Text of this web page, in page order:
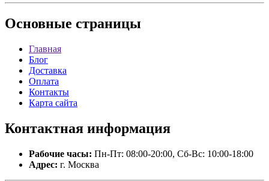
Основные страницы
Главная
Блог
Доставка
Оплата
Контакты
Карта сайта
Контактная информация
Рабочие часы: Пн-Пт: 08:00-20:00, Сб-Вс: 10:00-18:00
Адрес: г. Москва